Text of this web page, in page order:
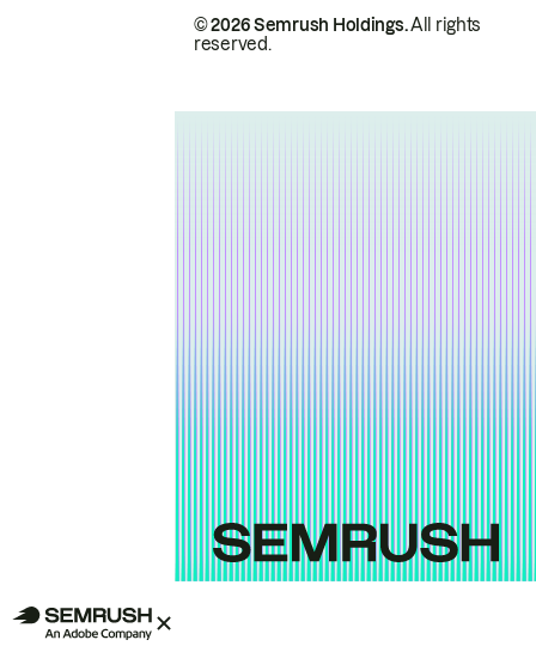
© 2026 Semrush Holdings.All rights
reserved.